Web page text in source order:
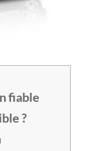
fiable
?